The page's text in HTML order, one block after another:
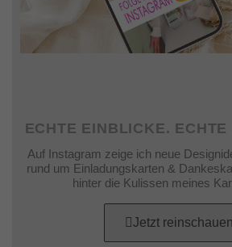
ECHTE EINBLICKE. ECHTE
Auf Instagram zeige ich neue
rund um Einladungskarten &
hinter die Kulissen meines
Jetzt